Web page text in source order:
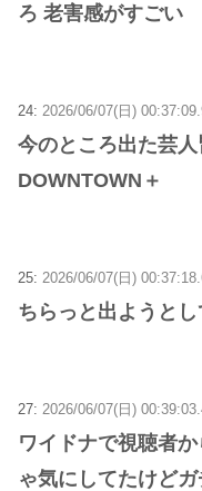
ろ 老害感がすごい
24: 2026/06/07(日)
今のところ出た芸
DOWNTOWN＋
25: 2026/06/07(日)
ちらっと出ようと
27: 2026/06/07(日)
ワイドナで視聴者
ゃ気にしてたけど